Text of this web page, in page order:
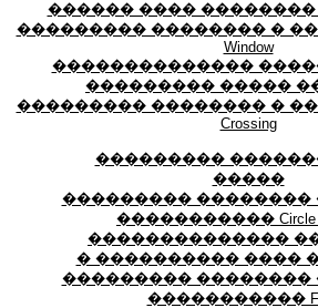
������ ����
��������� �������� �
Window
��������������
��������� �����
��������� �������� �
Crossing
���������
�����
��������� ��������
����������� Circle
��������������
� ���������� ����
��������� ��������
�����������